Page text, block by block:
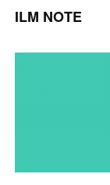
ILM NOTE